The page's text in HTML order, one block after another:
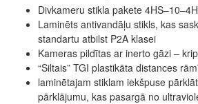
Divkameru stikla pakete
Laminēts antivandāļu stikls, kas
standartu atbilst P2A klasei
Kameras pildītas ar inerto gāzi –
“Siltais” TGI plastikāta distances
laminētajam stiklam iekšpuse
pārklājumu, kas pasargā no